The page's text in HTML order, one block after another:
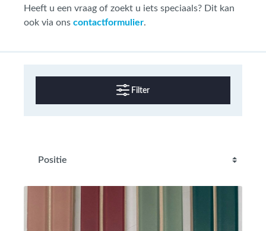
Heeft u een vraag of zoekt u iets speciaals? Dit kan
ook via ons contactformulier.
Filter